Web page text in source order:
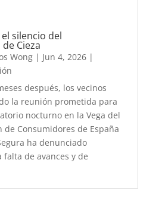
silencio del
Cieza
Wong| Jun 4, 2026|
después, los vecinos
la reunión prometida para
nocturno en la Vega del
de Consumidores de España
ha denunciado
de avances y de